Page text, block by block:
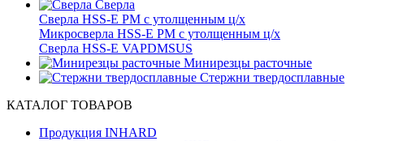
Сверла
Cверла HSS-E PM c утолщенным ц/х
Микросверла HSS-E PM c утолщенным ц/х
Сверла HSS-E VAPDMSUS
Минирезцы расточные
Cтержни твердосплавные
КАТАЛОГ ТОВАРОВ
Продукция INHARD